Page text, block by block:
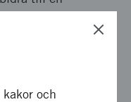
är invånare som
och